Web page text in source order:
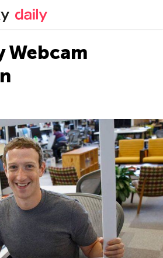
Блог Касперского
Webcam